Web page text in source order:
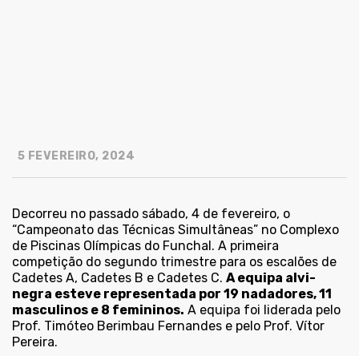
5 FEVEREIRO, 2024
Decorreu no passado sábado, 4 de fevereiro, o
“Campeonato das Técnicas Simultâneas” no Complexo
de Piscinas Olímpicas do Funchal. A primeira
competição do segundo trimestre para os escalões de
Cadetes A, Cadetes B e Cadetes C. A equipa alvi-
negra esteve representada por 19 nadadores, 11
masculinos e 8 femininos. A equipa foi liderada pelo
Prof. Timóteo Berimbau Fernandes e pelo Prof. Vítor
Pereira.